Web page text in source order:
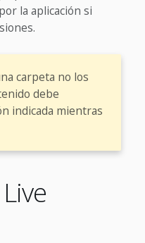
la aplicación si
carpeta no los
debe
indicada mientras